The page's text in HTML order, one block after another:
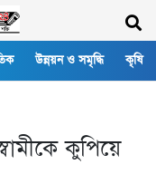
উন্নয়ন ও সমৃদ্ধি কৃষি
কুপিয়ে